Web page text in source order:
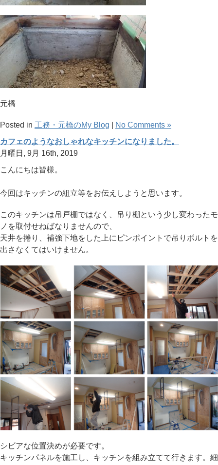
元橋
Posted in 工務・元橋のMy Blog
No Comments »
カフェのようなおしゃれなキッチンになりました。
月曜日, 9月 16th, 2019
こんにちは皆様。
今回はキッチンの組立等をお伝えしようと思います。
このキッチンは吊戸棚ではなく、吊り棚という少し変わったモ
ノを取付せねばなりませんので、
天井を捲り、補強下地をした上にピンポイントで吊りボルトを
出さなくてはいけません。
シビアな位置決めが必要です。
キッチンパネルを施工し、キッチンを組み立てて行きます。細